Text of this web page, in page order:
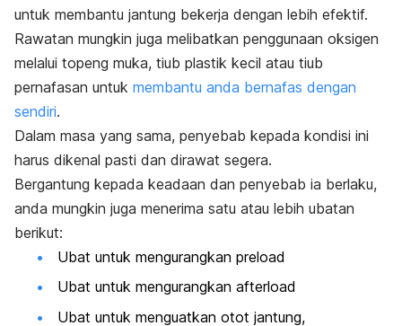
untuk membantu jantung bekerja dengan lebih efektif.
Rawatan mungkin juga melibatkan penggunaan oksigen
melalui topeng muka, tiub plastik kecil atau tiub
pernafasan untuk membantu anda bernafas dengan
sendiri.
Dalam masa yang sama, penyebab kepada kondisi ini
harus dikenal pasti dan dirawat segera.
Bergantung kepada keadaan dan penyebab ia berlaku,
anda mungkin juga menerima satu atau lebih ubatan
berikut:
Ubat untuk mengurangkan preload
Ubat untuk mengurangkan afterload
Ubat untuk menguatkan otot jantung,